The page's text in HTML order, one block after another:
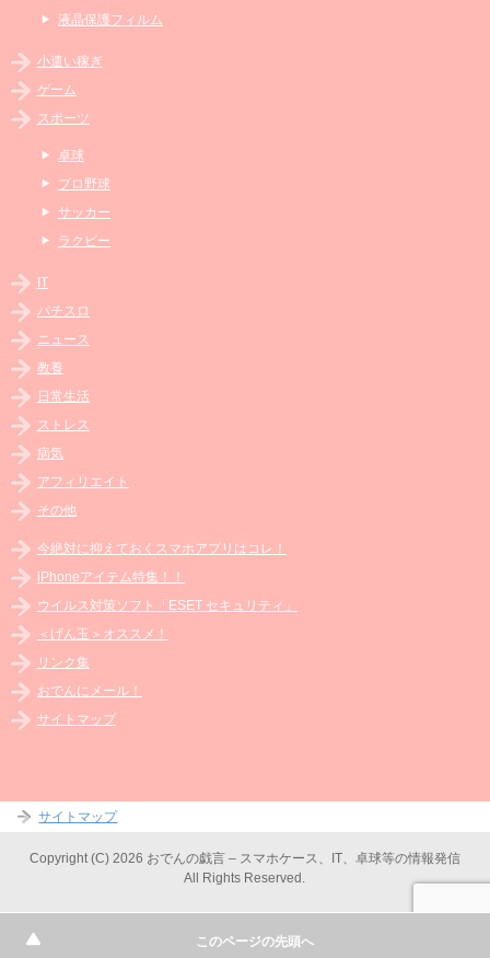
液晶保護フィルム
小遣い稼ぎ
ゲーム
スポーツ
卓球
プロ野球
サッカー
ラクビー
IT
パチスロ
ニュース
教養
日常生活
ストレス
病気
アフィリエイト
その他
今絶対に抑えておくスマホアプリはコレ！
iPhoneアイテム特集！！
ウイルス対策ソフト「ESET セキュリティ」
＜げん玉＞オススメ！
リンク集
おでんにメール！
サイトマップ
サイトマップ
Copyright (C) 2026 おでんの戯言 – スマホケース、IT、卓球等の情報発信
All Rights Reserved.
このページの先頭へ